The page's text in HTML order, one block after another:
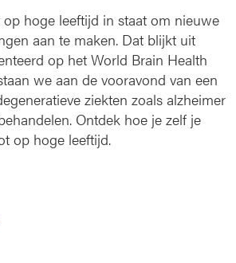
n
e
v
e
n
g
e
t
hoge leeftijd in staat om nieuwe
aan te maken. Dat blijkt uit
op het World Brain Health
we aan de vooravond van een
ziekten zoals alzheimer
Ontdek hoe je zelf je
op hoge leeftijd.